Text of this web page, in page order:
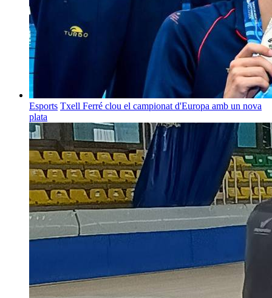
Esports Txell Ferré clou el campionat d'Europa amb un nova
plata